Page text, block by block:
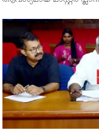
അറിയിച്ചു.
സ്ഥലമുണ്ട്